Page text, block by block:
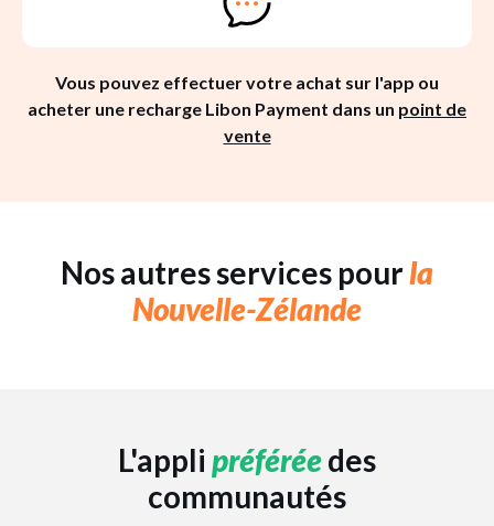
Vous pouvez effectuer votre achat sur l'app ou
acheter une recharge Libon Payment dans un point de
vente
Nos autres services pourla
Nouvelle-Zélande
L'appli préféréedes
communautés